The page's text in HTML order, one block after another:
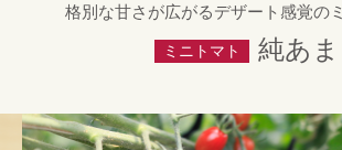
格別な甘さが広がるデザート感覚の
ミニトマト 純あま